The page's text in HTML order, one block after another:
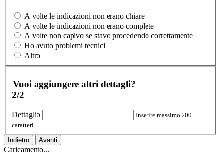
A volte le indicazioni non erano chiare
A volte le indicazioni non erano complete
A volte non capivo se stavo procedendo correttamente
Ho avuto problemi tecnici
Altro
Vuoi aggiungere altri dettagli?
2/2
Dettaglio
Inserire massimo 200
caratteri
Indietro Avanti
Caricamento...